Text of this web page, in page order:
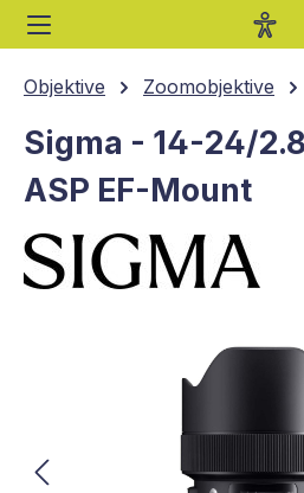
springen
Objektive Zoomobjektive
Sigma - 14-24/
ASP EF-Mount
Bildergalerie überspringen